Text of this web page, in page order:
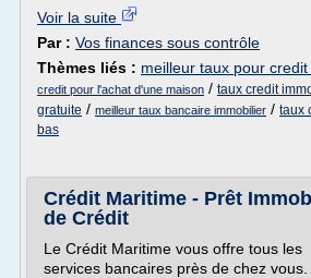
Voir la suite
Par : Vos finances sous contrôle
Thèmes liés : meilleur taux pour
credit pour l'achat d'une maison / taux credit
gratuite / meilleur taux bancaire immobilier / taux
bas
Crédit Maritime - Prêt
de Crédit
Le Crédit Maritime vous offre tous les
services bancaires près de chez vous.